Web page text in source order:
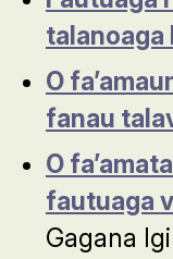
talanoaga
O
fanau
O
fautuaga
Gagana